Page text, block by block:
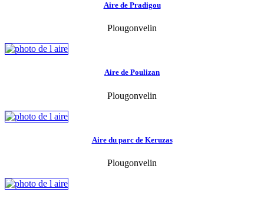
Aire de Pradigou
Plougonvelin
Aire de Poulizan
Plougonvelin
Aire du parc de Keruzas
Plougonvelin